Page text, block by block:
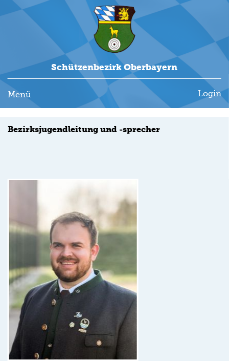
Schützenbezirk Oberbayern
Menü Login
Bezirksjugendleitung und -sprecher